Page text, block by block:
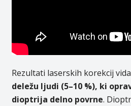
Rezultati laserskih korekcij
deležu ljudi (5–10 %), ki
dioptrija delno povrne.